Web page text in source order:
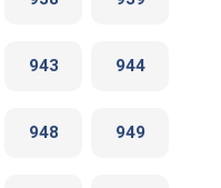
943 944
948 949